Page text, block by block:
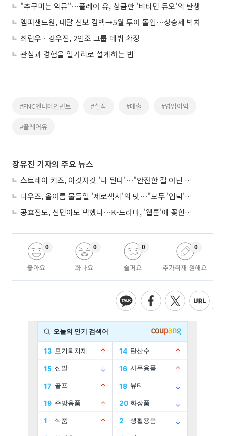
"추구미는 악뮤"⋯플레어 유, 상큼한 '비타민 듀오'의 탄생
앰퍼샌드원, 내달 신보 컴백→5월 투어 돌입⋯상승세 박차
최립우ㆍ강우진, 2인조 그룹 데뷔 확정
관심과 경험을 일거리로 설계하는 법
#FNC엔터테인먼트 #실적 #매출 #영업이익
#플레어유
장유진 기자의 주요 뉴스
스트레이 키즈, 이것저것 '다 된다'⋯"안전한 길 아닌 도전이 재밌어"
나우즈, 올여름 물들일 '제로섹시'의 맛⋯"모두 '입덕'시킬 것"
공효진도, 신민아도 택했다⋯K-드라마, '웹툰'에 꽂힌 이유
좋아요
0
화나요
0
슬퍼요
0
추가취재 원해요
0